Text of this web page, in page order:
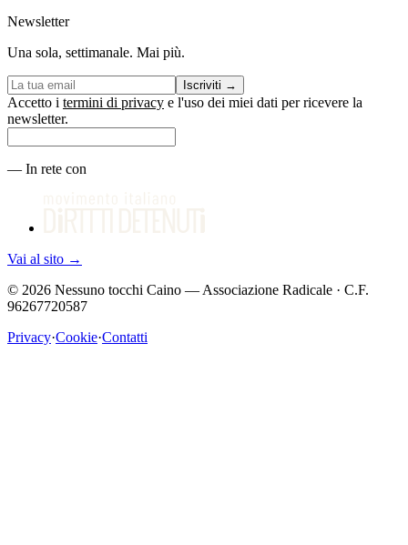
Newsletter
Una sola, settimanale. Mai più.
Iscriviti →
Accetto i termini di privacy e l'uso dei miei dati per ricevere la
newsletter.
— In rete con
Vai al sito →
© 2026 Nessuno tocchi Caino — Associazione Radicale · C.F.
96267720587
Privacy·Cookie·Contatti